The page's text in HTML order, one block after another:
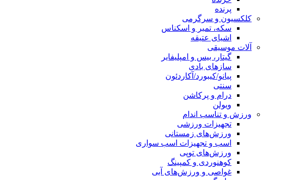
پرنده
کلکسیون و سرگرمی
سکه، تمبر و اسکناس
اشیای عتیقه
آلات موسیقی
گیتار، بیس و امپلیفایر
سازهای بادی
پیانو/کیبورد/آکاردئون
سنتی
درام و پرکاشن
ویولن
ورزش و تناسب اندام
تجهیزات ورزشی
ورزش‌های زمستانی
اسب و تجهیزات اسب سواری
ورزش‌های توپی
کوهنوردی و کمپینگ
غواصی و ورزش‌های آبی